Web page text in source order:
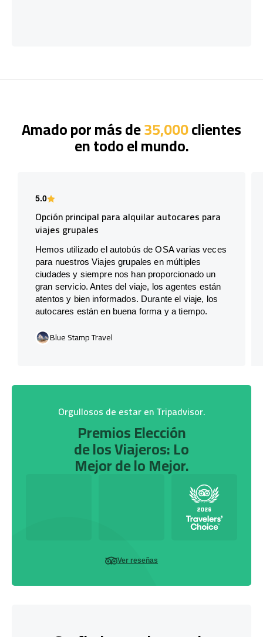
Amado por más de35,000clientes
en todo el mundo.
5.0
Opción principal para alquilar autocares para
viajes grupales
Hemos utilizado el autobús de OSA varias veces
para nuestros Viajes grupales en múltiples
ciudades y siempre nos han proporcionado un
gran servicio. Antes del viaje, los agentes están
atentos y bien informados. Durante el viaje, los
autocares están en buena forma y a tiempo.
Blue Stamp Travel
Orgullosos de estar en Tripadvisor.
Premios Elección
de los Viajeros: Lo
Mejor de lo Mejor.
Ver reseñas